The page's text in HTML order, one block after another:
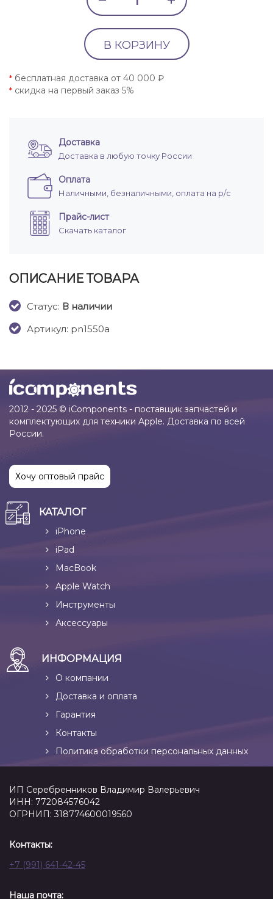
В КОРЗИНУ
* бесплатная доставка от 40 000 ₽
* скидка на первый заказ 5%
Доставка
Доставка в любую точку России
Оплата
Наличными, безналичными, оплата на р/с
Прайс-лист
Скачать каталог
ОПИСАНИЕ ТОВАРА
Cтатус: В наличии
Артикул: pn1550a
2012 - 2025 © iComponents - поставщик запчастей и
комплектующих для техники Apple. Доставка по всей
России.
Хочу оптовый прайс
КАТАЛОГ
iPhone
iPad
MacBook
Apple Watch
Инструменты
Аксессуары
ИНФОРМАЦИЯ
О компании
Доставка и оплата
Гарантия
Контакты
Политика обработки персональных данных
ИП Серебренников Владимир Валерьевич
ИНН: 772084576042
ОГРНИП: 318774600019560
Контакты:
+7 (991) 641-42-45
Наша почта: